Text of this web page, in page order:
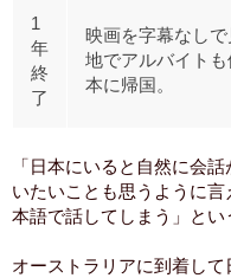
1
年
終
了
映画を字幕なし
地でアルバイト
本に帰国。
「日本にいると自然に会
いたいことも思うように
本語で話してしまう」とい
オーストラリアに到着して